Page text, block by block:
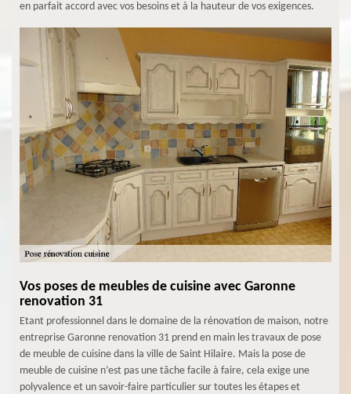
en parfait accord avec vos besoins et à la hauteur de vos exigences.
Vos poses de meubles de cuisine avec Garonne
renovation 31
Etant professionnel dans le domaine de la rénovation de maison, notre
entreprise Garonne renovation 31 prend en main les travaux de pose
de meuble de cuisine dans la ville de Saint Hilaire. Mais la pose de
meuble de cuisine n’est pas une tâche facile à faire, cela exige une
polyvalence et un savoir-faire particulier sur toutes les étapes et